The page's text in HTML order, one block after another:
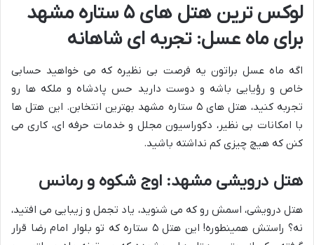
لوکس ترین هتل های ۵ ستاره مشهد
برای ماه عسل: تجربه ای شاهانه
اگه ماه عسل براتون یه فرصت بی نظیره که می خواهید حسابی
خاص و رؤیایی باشه و دوست دارید حس پادشاه و ملکه ها رو
تجربه کنید، هتل های ۵ ستاره مشهد بهترین انتخابن. این هتل ها
با امکانات بی نظیر، دکوراسیون مجلل و خدمات حرفه ای، کاری می
کنن که هیچ چیزی کم نداشته باشید.
هتل درویشی مشهد: اوج شکوه و رمانس
هتل درویشی، اسمش رو که می شنوید، یاد تجمل و زیبایی می افتید،
نه؟ راستش همینطوره! این هتل ۵ ستاره که تو بلوار امام رضا قرار